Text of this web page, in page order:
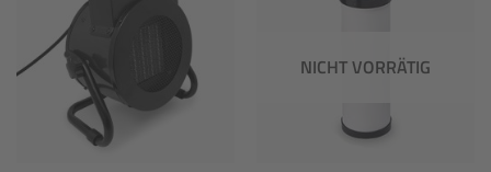
NICHT VORRÄTIG